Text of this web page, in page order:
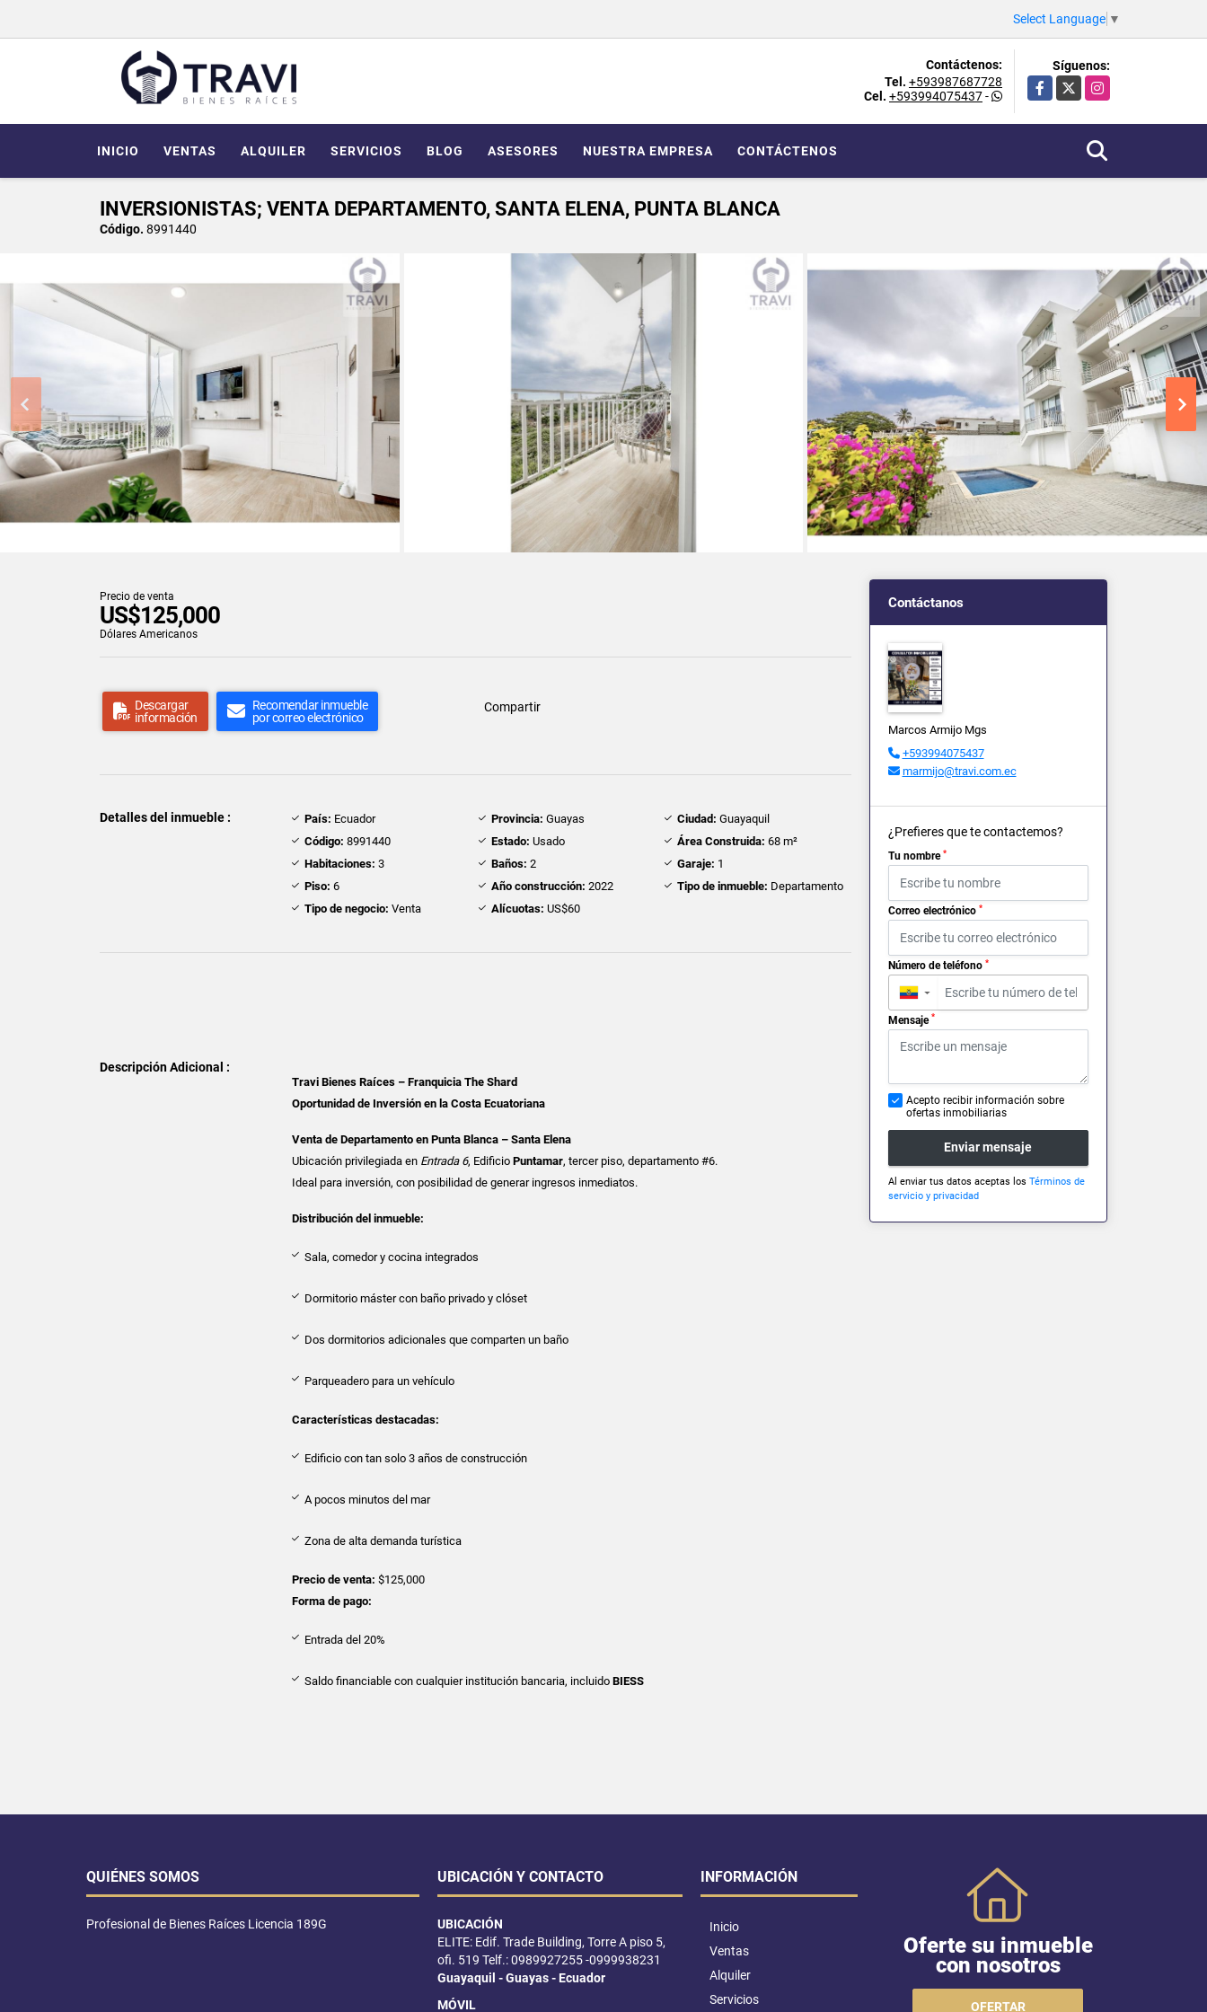
Select Language ▼
Contáctenos:
Tel. +593987687728
Cel. +593994075437-
Síguenos:
Facebook
X Instagram
INICIO VENTAS ALQUILER SERVICIOS BLOG ASESORES NUESTRA EMPRESA CONTÁCTENOS
INVERSIONISTAS; VENTA DEPARTAMENTO, SANTA ELENA, PUNTA BLANCA
Código. 8991440
Precio de venta
US$125,000
Dólares Americanos
Descargar
información
Recomendar inmueble
por correo electrónico
Compartir
Detalles del inmueble : País: Ecuador Provincia: Guayas Ciudad: Guayaquil
Código: 8991440 Estado: Usado Área Construida: 68 m²
Habitaciones: 3 Baños: 2 Garaje: 1
Piso: 6 Año construcción: 2022 Tipo de inmueble: Departamento
Tipo de negocio: Venta Alícuotas: US$60
Descripción Adicional :
Travi Bienes Raíces – Franquicia The Shard
Oportunidad de Inversión en la Costa Ecuatoriana
Venta de Departamento en Punta Blanca – Santa Elena
Ubicación privilegiada en Entrada 6, EdificioPuntamar, tercer piso, departamento #6.
Ideal para inversión, con posibilidad de generar ingresos inmediatos.
Distribución del inmueble:
Sala, comedor y cocina integrados
Dormitorio máster con baño privado y clóset
Dos dormitorios adicionales que comparten un baño
Parqueadero para un vehículo
Características destacadas:
Edificio con tan solo 3 años de construcción
A pocos minutos del mar
Zona de alta demanda turística
Precio de venta: $125,000
Forma de pago:
Entrada del 20%
Saldo financiable con cualquier institución bancaria, incluidoBIESS
Contáctanos
Marcos Armijo Mgs
+593994075437
marmijo@travi.com.ec
¿Prefieres que te contactemos?
Tu nombre *
Correo electrónico *
Número de teléfono *
▼
Mensaje *
Acepto recibir información sobre
ofertas inmobiliarias
Enviar mensaje
Al enviar tus datos aceptas los Términos de
servicio y privacidad
QUIÉNES SOMOS
Profesional de Bienes Raíces Licencia 189G
UBICACIÓN Y CONTACTO
UBICACIÓN
ELITE: Edif. Trade Building, Torre A piso 5,
ofi. 519 Telf.: 0989927255 -0999938231
Guayaquil - Guayas - Ecuador
MÓVIL
INFORMACIÓN
Inicio
Ventas
Alquiler
Servicios
Oferte su inmueble
con nosotros
OFERTAR